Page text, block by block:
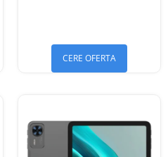
CERE OFERTA